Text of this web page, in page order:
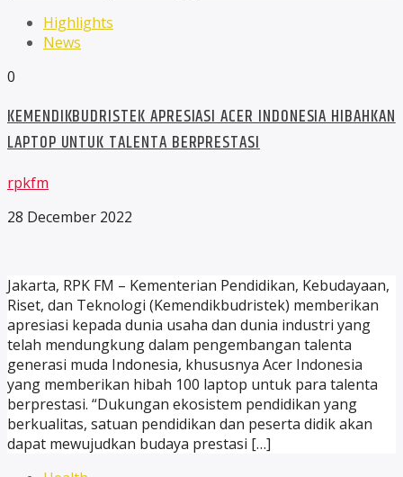
Highlights
News
0
KEMENDIKBUDRISTEK APRESIASI ACER INDONESIA HIBAHKAN
LAPTOP UNTUK TALENTA BERPRESTASI
rpkfm
28 December 2022
Jakarta, RPK FM – Kementerian Pendidikan, Kebudayaan,
Riset, dan Teknologi (Kemendikbudristek) memberikan
apresiasi kepada dunia usaha dan dunia industri yang
telah mendungkung dalam pengembangan talenta
generasi muda Indonesia, khususnya Acer Indonesia
yang memberikan hibah 100 laptop untuk para talenta
berprestasi. “Dukungan ekosistem pendidikan yang
berkualitas, satuan pendidikan dan peserta didik akan
dapat mewujudkan budaya prestasi […]